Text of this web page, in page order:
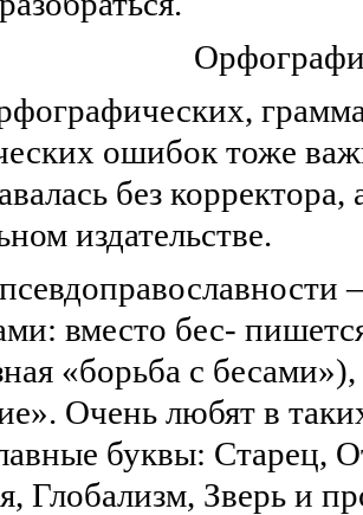
ошибок тоже
без корректора,
издательстве.
вместо бес-
«борьба с
Очень любят в
буквы: Старец,
Глобализм, Зверь и